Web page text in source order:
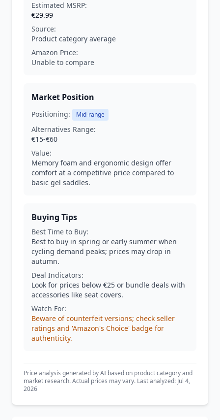
Estimated MSRP:
€29.99
Source:
Product category average
Amazon Price:
Unable to compare
Market Position
Positioning: Mid-range
Alternatives Range:
€15-€60
Value:
Memory foam and ergonomic design offer
comfort at a competitive price compared to
basic gel saddles.
Buying Tips
Best Time to Buy:
Best to buy in spring or early summer when
cycling demand peaks; prices may drop in
autumn.
Deal Indicators:
Look for prices below €25 or bundle deals with
accessories like seat covers.
Watch For:
Beware of counterfeit versions; check seller
ratings and 'Amazon's Choice' badge for
authenticity.
Price analysis generated by AI based on product category and
market research. Actual prices may vary. Last analyzed: Jul 4,
2026